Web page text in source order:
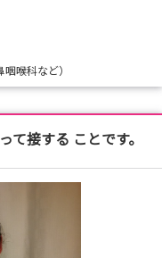
喉科など）
て接する ことです。